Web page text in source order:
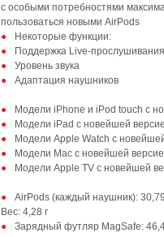
с особыми потребностями
пользоваться новыми AirPods
Некоторые функции:
Поддержка Live‑прослушивания
Уровень звука
Адаптация наушников
Модели iPhone и iPod touch с
Модели iPad с новейшей
Модели Apple Watch с
Модели Mac с новейшей
Модели Apple TV с новейшей
AirPods (каждый наушник):
Вес: 4,28 г
Зарядный футляр MagSafe: